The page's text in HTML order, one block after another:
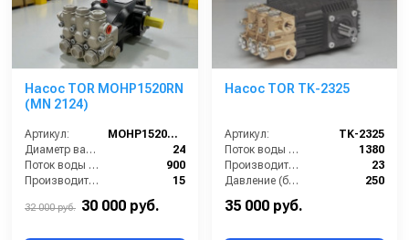
Насос TOR MOHP1520RN
(MN 2124)
Артикул:
MOHP1520RN (MN 2124)
Диаметр вала (мм):
24
Поток воды (л/час):
900
Производительность (л/мин):
15
32 000 руб. 30 000 руб.
Насос TOR TK-2325
Артикул:
TK-2325
Поток воды (л/час):
1380
Производительность (л/мин):
23
Давление (бар):
250
Мощность (кВт):
35 000 руб.